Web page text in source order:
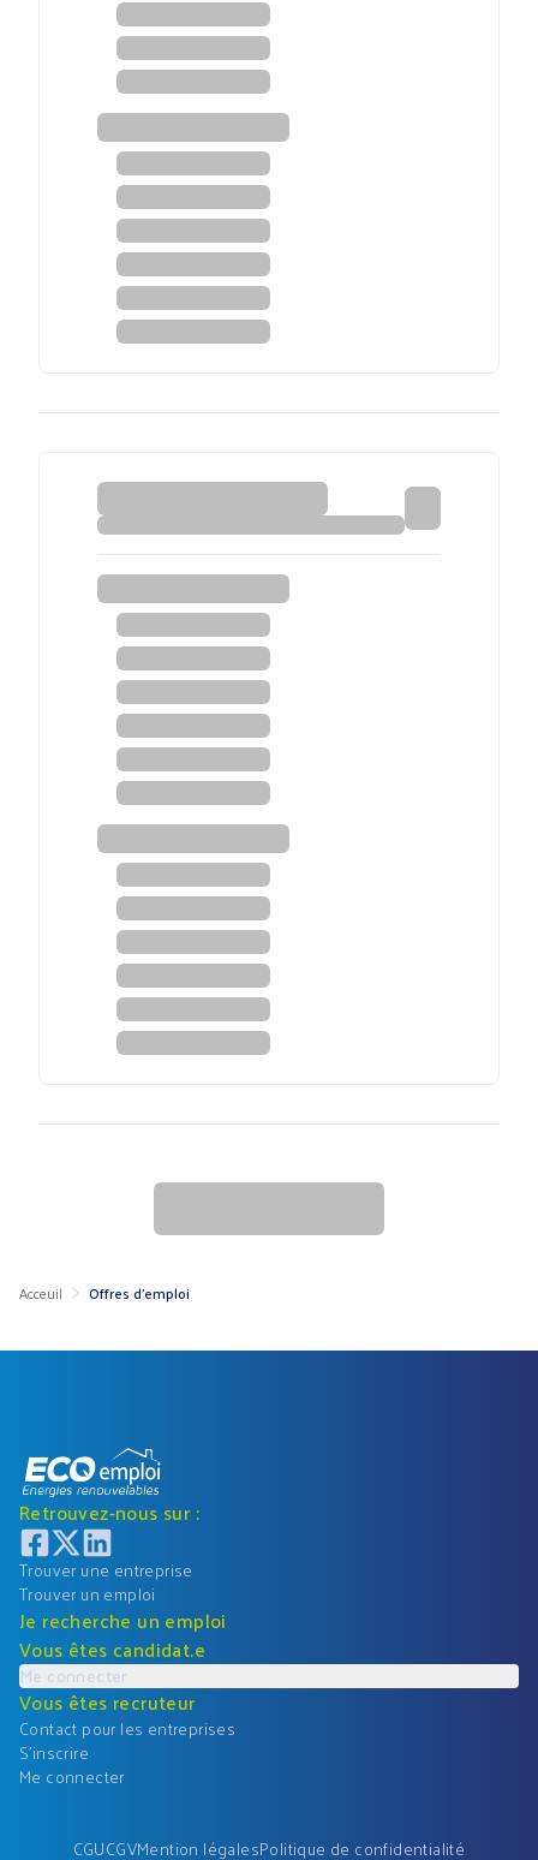
Acceuil Offres d'emploi
Retrouvez-nous sur :
Trouver une entreprise
Trouver un emploi
Je recherche un emploi
Vous êtes candidat.e
Me connecter
Vous êtes recruteur
Contact pour les entreprises
S'inscrire
Me connecter
CGUCGVMention légalesPolitique de confidentialité